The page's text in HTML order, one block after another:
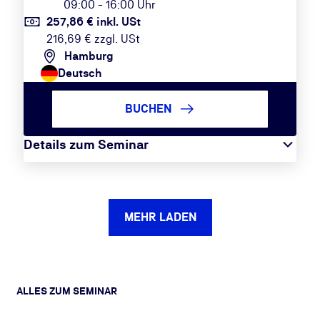
09:00 - 16:00 Uhr
257,86 € inkl. USt
216,69 € zzgl. USt
Hamburg
Deutsch
Details zum Seminar
BUCHEN
MEHR LADEN
ALLES ZUM SEMINAR